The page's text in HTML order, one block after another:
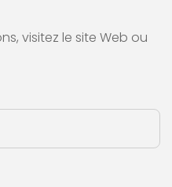
visitez le site Web ou